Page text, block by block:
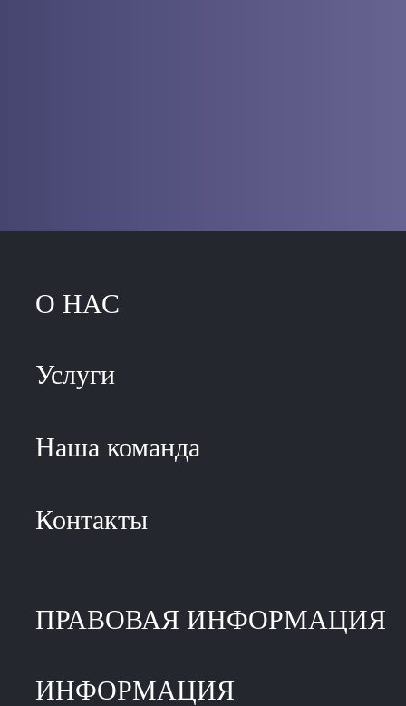
О НАС
Услуги
Наша команда
Контакты
ПРАВОВАЯ ИНФОРМАЦИЯ
ИНФОРМАЦИЯ